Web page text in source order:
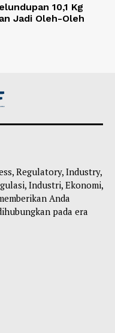
10,1 Kg
Jadi Oleh-Oleh
Regulatory, Industry,
Industri, Ekonomi,
Anda
pada era